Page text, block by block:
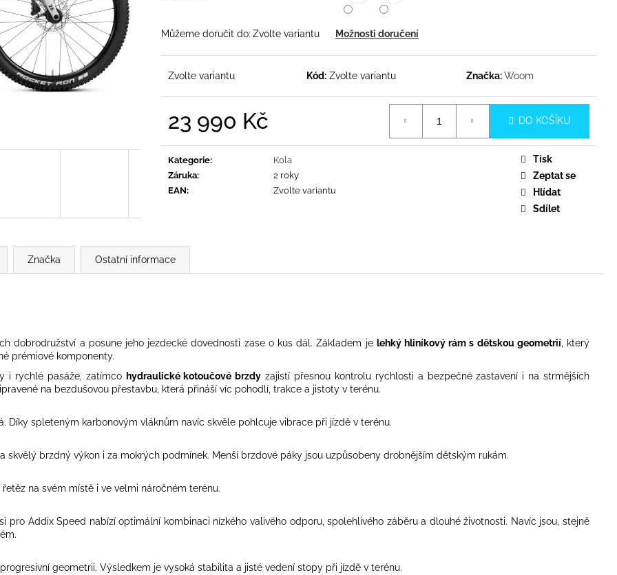
Můžeme doručit do: Zvolte variantu Možnosti doručení
Zvolte variantu Kód: Zvolte variantu Značka:Woom
23 990 Kč DO KOŠÍKU
Kategorie:
Kola
Záruka:
2 roky
EAN: Zvolte variantu
Tisk
Zeptat se
Hlídat
Sdílet
Značka Ostatní informace
dobrodružství a posune jeho jezdecké dovednosti zase o kus dál. Základem je lehký hliníkový rám s dětskou geometrií, který
prémiové komponenty.
i rychlé pasáže, zatímco hydraulické kotoučové brzdy zajistí přesnou kontrolu rychlosti a bezpečné zastavení i na strmějších
na bezdušovou přestavbu, která přináší víc pohodlí, trakce a jistoty v terénu.
Díky spleteným karbonovým vláknům navíc skvěle pohlcuje vibrace při jízdě v terénu.
brzdný výkon i za mokrých podmínek. Menší brzdové páky jsou uzpůsobeny drobnějším dětským rukám.
na svém místě i ve velmi náročném terénu.
Addix Speed nabízí optimální kombinaci nízkého valivého odporu, spolehlivého záběru a dlouhé životnosti. Navíc jsou, stejně
geometrii. Výsledkem je vysoká stabilita a jisté vedení stopy při jízdě v terénu.